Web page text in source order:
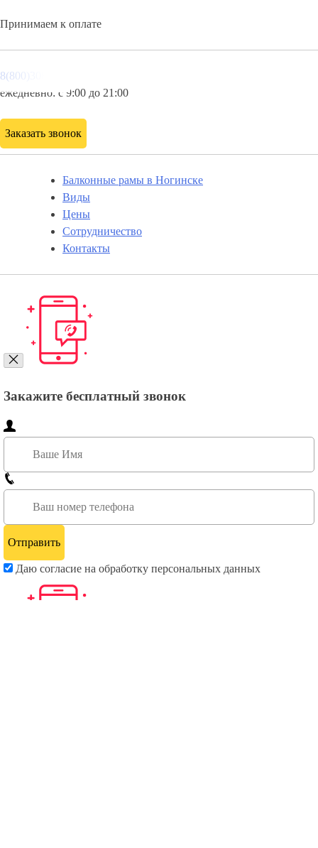
Принимаем к оплате
8(800)3085303
ежедневно: с 9:00 до 21:00
Заказать звонок
Балконные рамы в Ногинске
Виды
Цены
Сотрудничество
Контакты
Закажите бесплатный звонок
Даю согласие на обработку персональных данных